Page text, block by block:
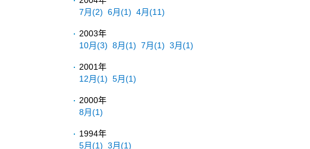
7月(2) 6月(1) 4月(11)
2003年
10月(3) 8月(1) 7月(1) 3月(1)
2001年
12月(1) 5月(1)
2000年
8月(1)
1994年
5月(1) 3月(1)